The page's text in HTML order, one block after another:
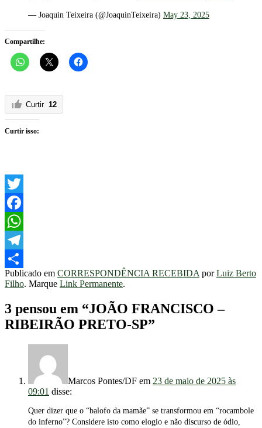
— Joaquin Teixeira (@JoaquinTeixeira) May 23, 2025
Compartilhe:
Curtir 12
Curtir isso:
Twitter
Facebook
WhatsApp
Telegram
Share
Publicado em CORRESPONDÊNCIA RECEBIDA porLuiz Berto
Filho. Marque Link Permanente.
3 pensou em “JOÃO FRANCISCO –
RIBEIRÃO PRETO-SP”
Marcos Pontes/DF em 23 de maio de 2025 às
09:01 disse:
Quer dizer que o “balofo da mamãe” se transformou em “rocambole
do inferno”? Considere isto como elogio e não discurso de ódio,